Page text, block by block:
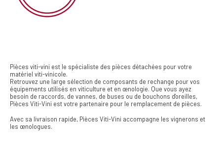
Pièces viti-vini est le spécialiste des pièces détachées pour votre
matériel viti-vinicole.
Retrouvez une large sélection de composants de rechange pour vos
équipements utilisés en viticulture et en œnologie. Que vous ayez
besoin de raccords, de vannes, de buses ou de bouchons d'oreilles,
Pièces Viti-Vini est votre partenaire pour le remplacement de pièces.
Avec sa livraison rapide, Pièces Viti-Vini accompagne les vignerons et
les œnologues.